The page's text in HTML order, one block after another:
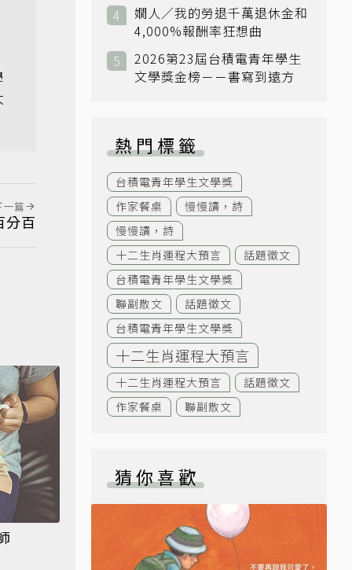
一篇
分百
嫺人／我的勞退千萬退休金和
4,000%報酬率狂想曲
2026第23屆台積電青年學生
文學獎金榜－－書寫到遠方
熱門標籤
台積電青年學生文學獎
作家餐桌
慢慢讀，詩
慢慢讀，詩
十二生肖運程大預言
話題徵文
台積電青年學生文學獎
聯副散文
話題徵文
台積電青年學生文學獎
十二生肖運程大預言
十二生肖運程大預言
話題徵文
作家餐桌
聯副散文
猜你喜歡